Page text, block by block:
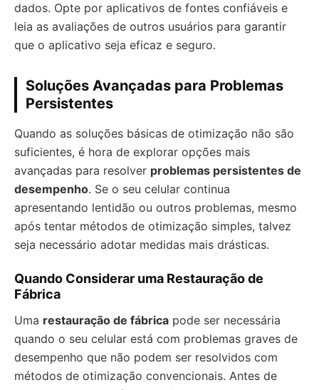
dados. Opte por aplicativos de fontes confiáveis e
leia as avaliações de outros usuários para garantir
que o aplicativo seja eficaz e seguro.
Soluções Avançadas para Problemas
Persistentes
Quando as soluções básicas de otimização não são
suficientes, é hora de explorar opções mais
avançadas para resolver problemas persistentes de
desempenho. Se o seu celular continua
apresentando lentidão ou outros problemas, mesmo
após tentar métodos de otimização simples, talvez
seja necessário adotar medidas mais drásticas.
Quando Considerar uma Restauração de
Fábrica
Uma restauração de fábrica pode ser necessária
quando o seu celular está com problemas graves de
desempenho que não podem ser resolvidos com
métodos de otimização convencionais. Antes de